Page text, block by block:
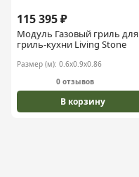
115 395 ₽
Модуль Газовый гриль для
гриль-кухни Living Stone
Размер (м): 0.6х0.9х0.86
0 отзывов
В корзину